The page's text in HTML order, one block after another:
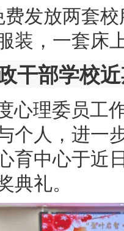
发放两套
装，一套床
干部学校
心理委员工
个人，进一
育中心于近
礼。